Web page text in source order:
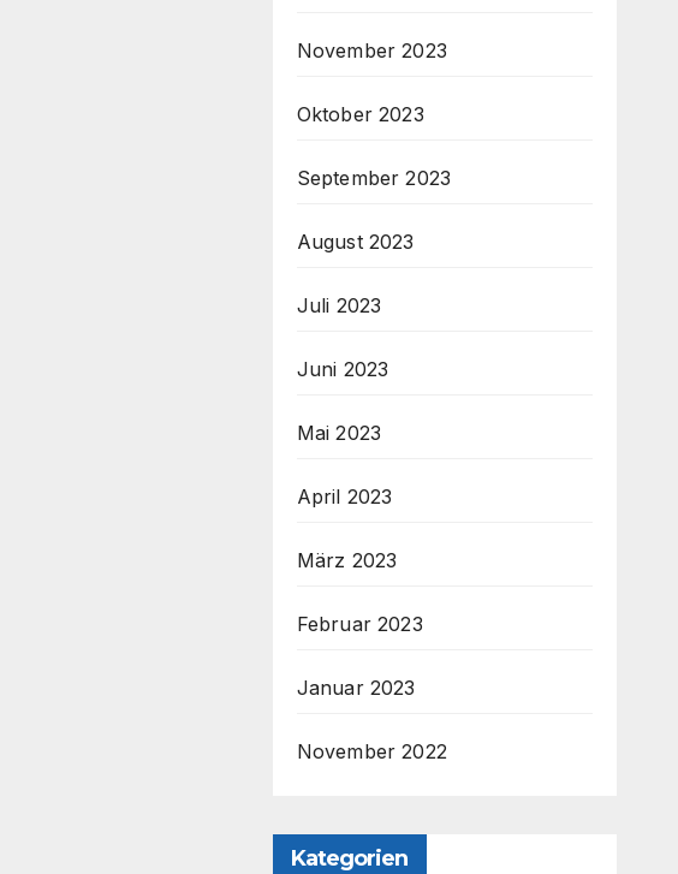
November 2023
Oktober 2023
September 2023
August 2023
Juli 2023
Juni 2023
Mai 2023
April 2023
März 2023
Februar 2023
Januar 2023
November 2022
Kategorien